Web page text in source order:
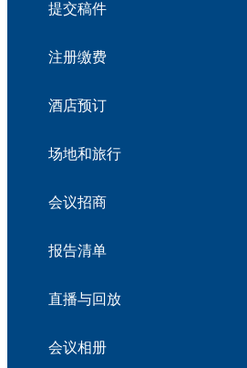
提交稿件
注册缴费
酒店预订
场地和旅行
会议招商
报告清单
直播与回放
会议相册